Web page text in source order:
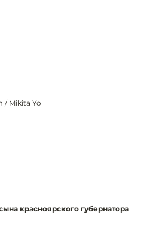
/ Mikita Yo
красноярского губернатора